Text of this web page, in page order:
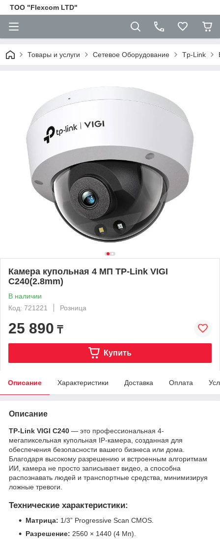
ТОО "Flexcom LTD"
Товары и услуги Сетевое Оборудование Tp-Link
Камера купольная 4 МП TP-Link VIGI
C240(2.8mm)
В наличии
Код: 721221
Розница
25 890 ₸
Купить
Описание Характеристики Доставка Оплата
Описание
TP-Link VIGI C240 — это профессиональная 4-
мегапиксельная купольная IP-камера, созданная для
обеспечения безопасности вашего бизнеса или дома.
Благодаря высокому разрешению и встроенным алгоритмам
ИИ, камера не просто записывает видео, а способна
распознавать людей и транспортные средства, минимизируя
ложные тревоги.
Технические характеристики:
Матрица: 1/3” Progressive Scan CMOS.
Разрешение: 2560 × 1440 (4 Мп).